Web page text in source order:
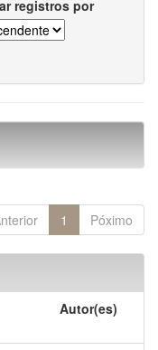
registros por
1 Póximo
Autor(es)